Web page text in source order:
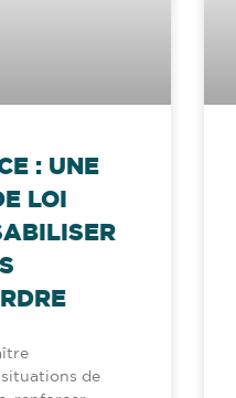
: UNE
LOI
de